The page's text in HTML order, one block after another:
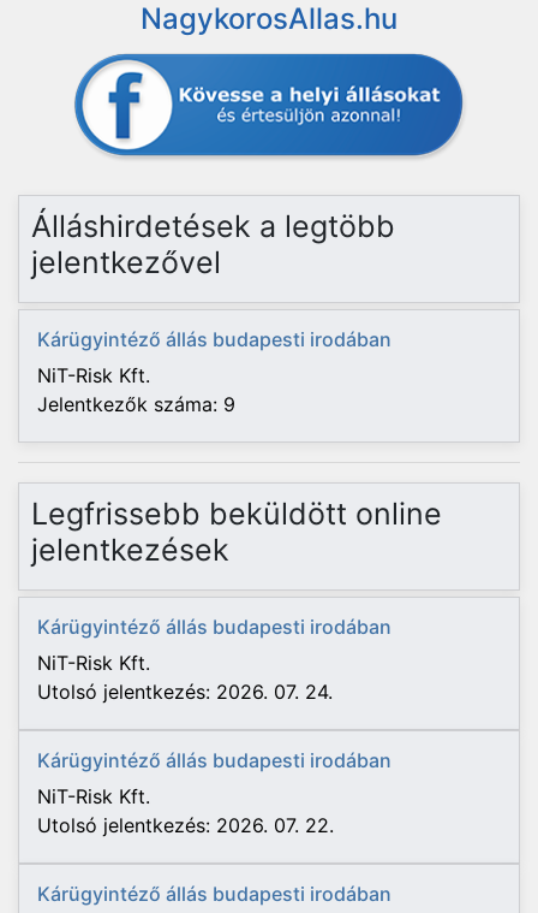
NagykorosAllas.hu
Álláshirdetések a legtöbb
jelentkezővel
Kárügyintéző állás budapesti irodában
NiT-Risk Kft.
Jelentkezők száma: 9
Legfrissebb beküldött online
jelentkezések
Kárügyintéző állás budapesti irodában
NiT-Risk Kft.
Utolsó jelentkezés: 2026. 07. 24.
Kárügyintéző állás budapesti irodában
NiT-Risk Kft.
Utolsó jelentkezés: 2026. 07. 22.
Kárügyintéző állás budapesti irodában